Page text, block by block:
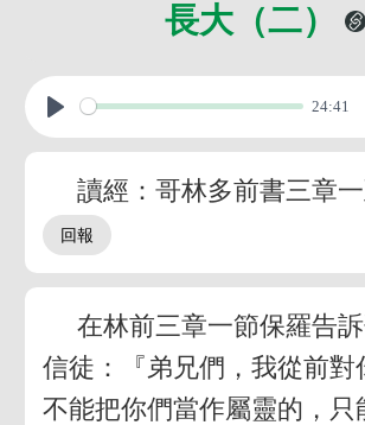
長大（二）
24:41
讀經：哥林多前書三章一
在林前三章一節保羅告
信徒：『弟兄們，我從前對
不能把你們當作屬靈的，只